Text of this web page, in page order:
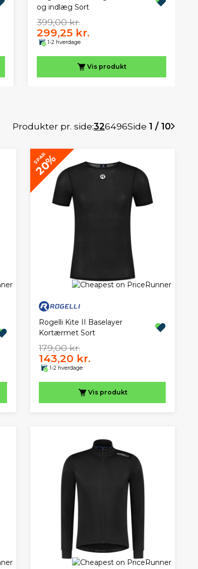
og indlæg Sort
399,00 kr.
299,25 kr.
1-2 hverdage
Vis produkt
Produkter pr. side:326496Side 1 / 10
SPAR
20%
Rogelli Kite II Baselayer
Kortærmet Sort
179,00 kr.
143,20 kr.
1-2 hverdage
Vis produkt